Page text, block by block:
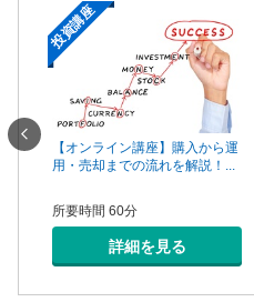
手は
投資講座
【オンライン講座】購入から運
用・売却までの流れを解説！...
所要時間 60分
詳細を見る